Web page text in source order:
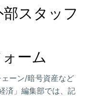
スタッフ
ーム
ーン/暗号資産など
済」編集部では、記